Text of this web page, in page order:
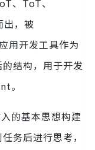
、ToT、
出，被
应用开发工具作为
结构，用于开发
。
的基本思想构建
务后进行思考，